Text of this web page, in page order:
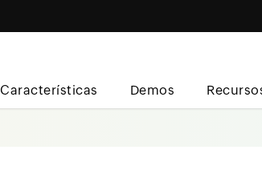
Características Demos